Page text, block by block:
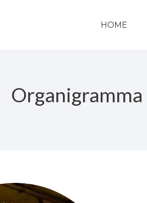
HOME
Organigramma